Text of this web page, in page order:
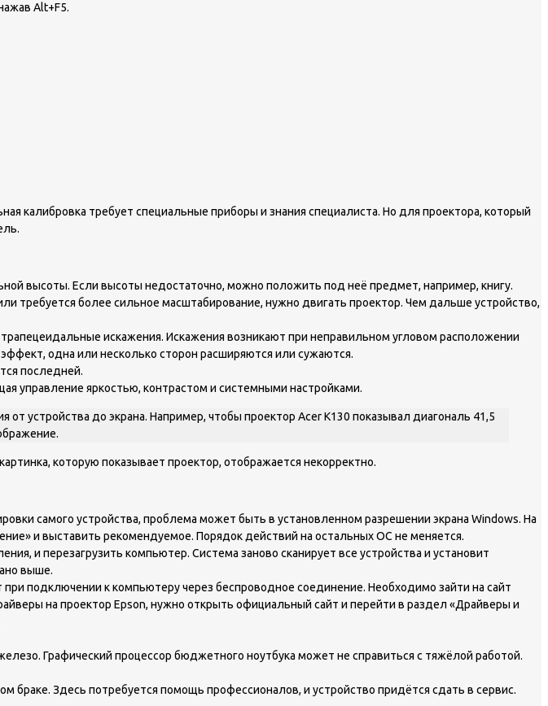
Alt+F5.
калибровка требует специальные приборы и знания специалиста. Но для проектора, который
высоты. Если высоты недостаточно, можно положить под неё предмет, например, книгу.
требуется более сильное масштабирование, нужно двигать проектор. Чем дальше устройство,
искажения. Искажения возникают при неправильном угловом расположении
одна или несколько сторон расширяются или сужаются.
последней.
управление яркостью, контрастом и системными настройками.
устройства до экрана. Например, чтобы проектор Acer K130 показывал диагональ 41,5
которую показывает проектор, отображается некорректно.
самого устройства, проблема может быть в установленном разрешении экрана Windows. На
и выставить рекомендуемое. Порядок действий на остальных ОС не меняется.
и перезагрузить компьютер. Система заново сканирует все устройства и установит
выше.
подключении к компьютеру через беспроводное соединение. Необходимо зайти на сайт
на проектор Epson, нужно открыть официальный сайт и перейти в раздел «Драйверы и
Графический процессор бюджетного ноутбука может не справиться с тяжёлой работой.
браке. Здесь потребуется помощь профессионалов, и устройство придётся сдать в сервис.